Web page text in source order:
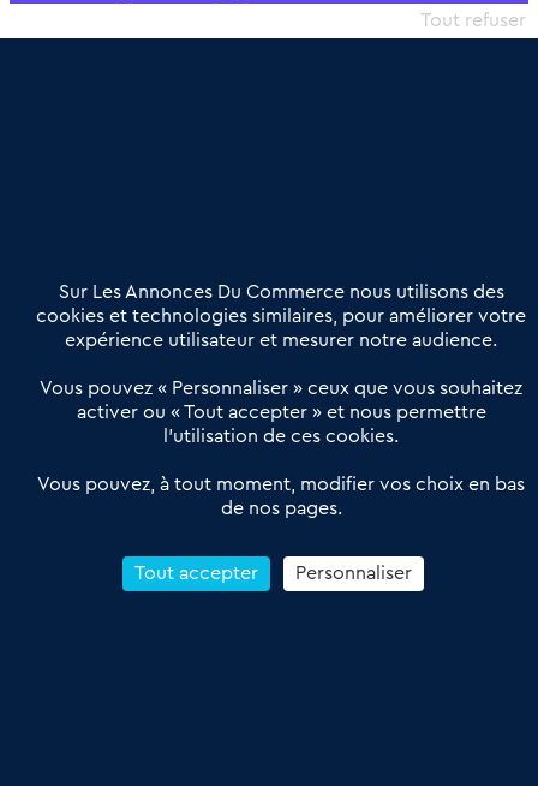
commercial et les collectivités territoriales, simple et intégrant
Offres Pro
Actualités
Qui sommes nous ?
Derniers articles
Réseau 3C : un partenaire national dédié aux transactions
Petitscommerces : Un partenariat au service du commerce de
proximité et des territoires
Reprendre un Restaurant Rapide
Sur Les Annonces Du Commerce nous utilisons des
cookies et technologies similaires, pour améliorer votre
expérience utilisateur et mesurer notre audience.
Vous pouvez « Personnaliser » ceux que vous souhaitez
activer ou « Tout accepter » et nous permettre
l’utilisation de ces cookies.
Vous pouvez, à tout moment, modifier vos choix en bas
de nos pages.
Tout accepter
Tout refuser
Personnaliser